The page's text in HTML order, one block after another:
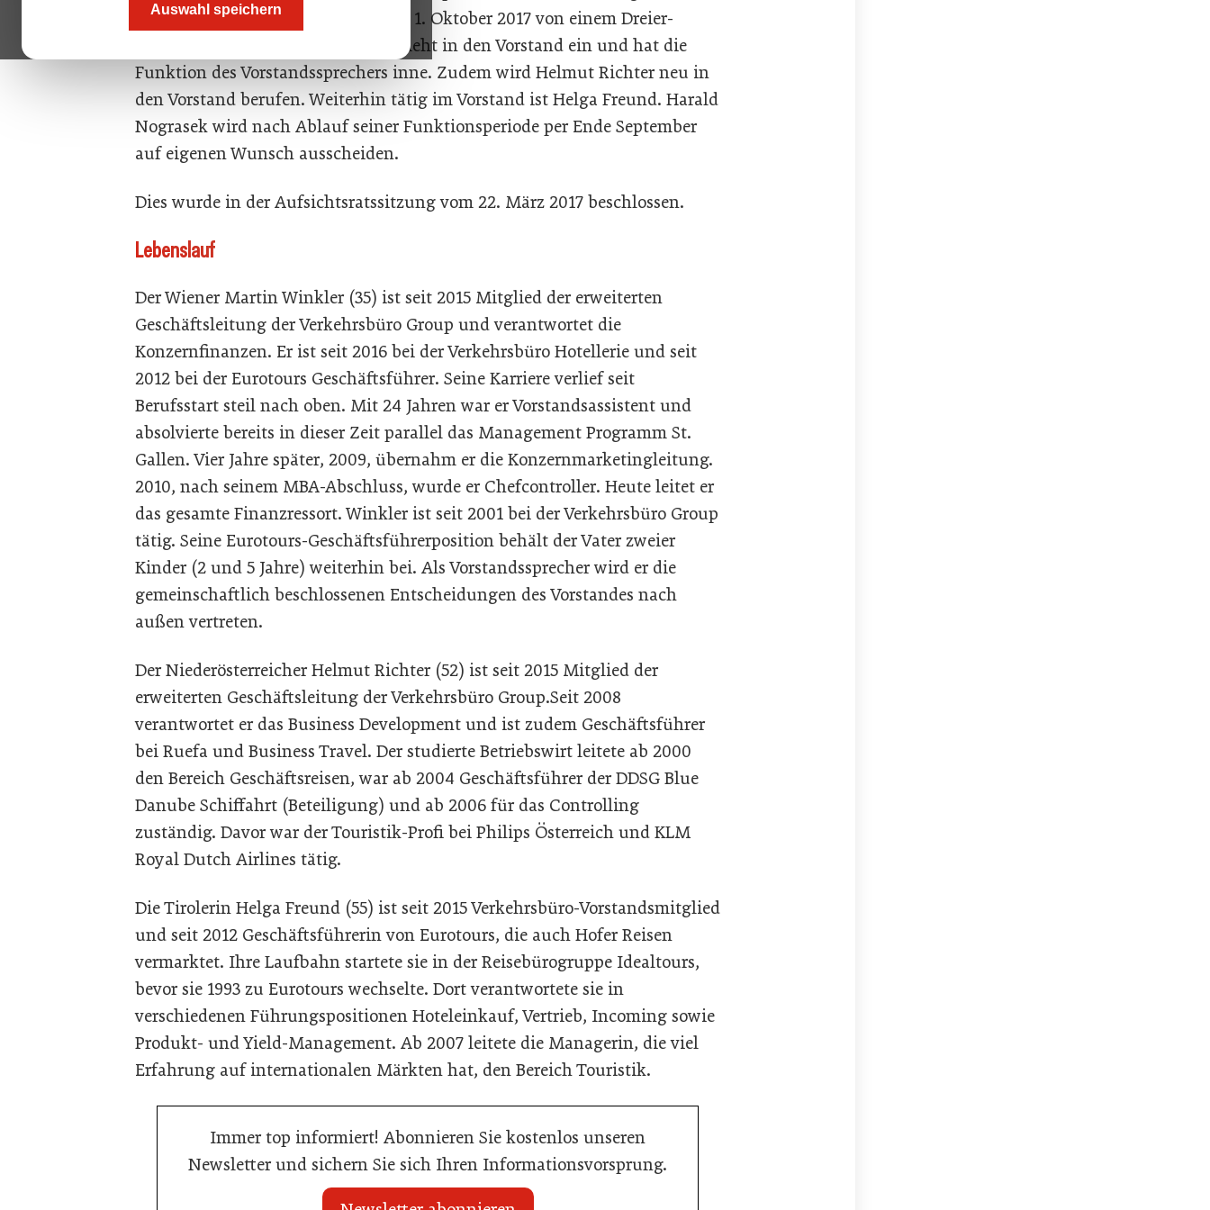
Auswahl speichern
3.000-Mitarbeiter-Konzern wird per 1. Oktober 2017 von einem Dreier-
Vorstand geführt. Martin Winkler zieht in den Vorstand ein und hat die
Funktion des Vorstandssprechers inne. Zudem wird Helmut Richter neu in
den Vorstand berufen. Weiterhin tätig im Vorstand ist Helga Freund. Harald
Nograsek wird nach Ablauf seiner Funktionsperiode per Ende September
auf eigenen Wunsch ausscheiden.
Dies wurde in der Aufsichtsratssitzung vom 22. März 2017 beschlossen.
Lebenslauf
Der Wiener Martin Winkler (35) ist seit 2015 Mitglied der erweiterten
Geschäftsleitung der Verkehrsbüro Group und verantwortet die
Konzernfinanzen. Er ist seit 2016 bei der Verkehrsbüro Hotellerie und seit
2012 bei der Eurotours Geschäftsführer. Seine Karriere verlief seit
Berufsstart steil nach oben. Mit 24 Jahren war er Vorstandsassistent und
absolvierte bereits in dieser Zeit parallel das Management Programm St.
Gallen. Vier Jahre später, 2009, übernahm er die Konzernmarketingleitung.
2010, nach seinem MBA-Abschluss, wurde er Chefcontroller. Heute leitet er
das gesamte Finanzressort. Winkler ist seit 2001 bei der Verkehrsbüro Group
tätig. Seine Eurotours-Geschäftsführerposition behält der Vater zweier
Kinder (2 und 5 Jahre) weiterhin bei. Als Vorstandssprecher wird er die
gemeinschaftlich beschlossenen Entscheidungen des Vorstandes nach
außen vertreten.
Der Niederösterreicher Helmut Richter (52) ist seit 2015 Mitglied der
erweiterten Geschäftsleitung der Verkehrsbüro Group.Seit 2008
verantwortet er das Business Development und ist zudem Geschäftsführer
bei Ruefa und Business Travel. Der studierte Betriebswirt leitete ab 2000
den Bereich Geschäftsreisen, war ab 2004 Geschäftsführer der DDSG Blue
Danube Schiffahrt (Beteiligung) und ab 2006 für das Controlling
zuständig. Davor war der Touristik-Profi bei Philips Österreich und KLM
Royal Dutch Airlines tätig.
Die Tirolerin Helga Freund (55) ist seit 2015 Verkehrsbüro-Vorstandsmitglied
und seit 2012 Geschäftsführerin von Eurotours, die auch Hofer Reisen
vermarktet. Ihre Laufbahn startete sie in der Reisebürogruppe Idealtours,
bevor sie 1993 zu Eurotours wechselte. Dort verantwortete sie in
verschiedenen Führungspositionen Hoteleinkauf, Vertrieb, Incoming sowie
Produkt- und Yield-Management. Ab 2007 leitete die Managerin, die viel
Erfahrung auf internationalen Märkten hat, den Bereich Touristik.
Immer top informiert! Abonnieren Sie kostenlos unseren
Newsletter und sichern Sie sich Ihren Informationsvorsprung.